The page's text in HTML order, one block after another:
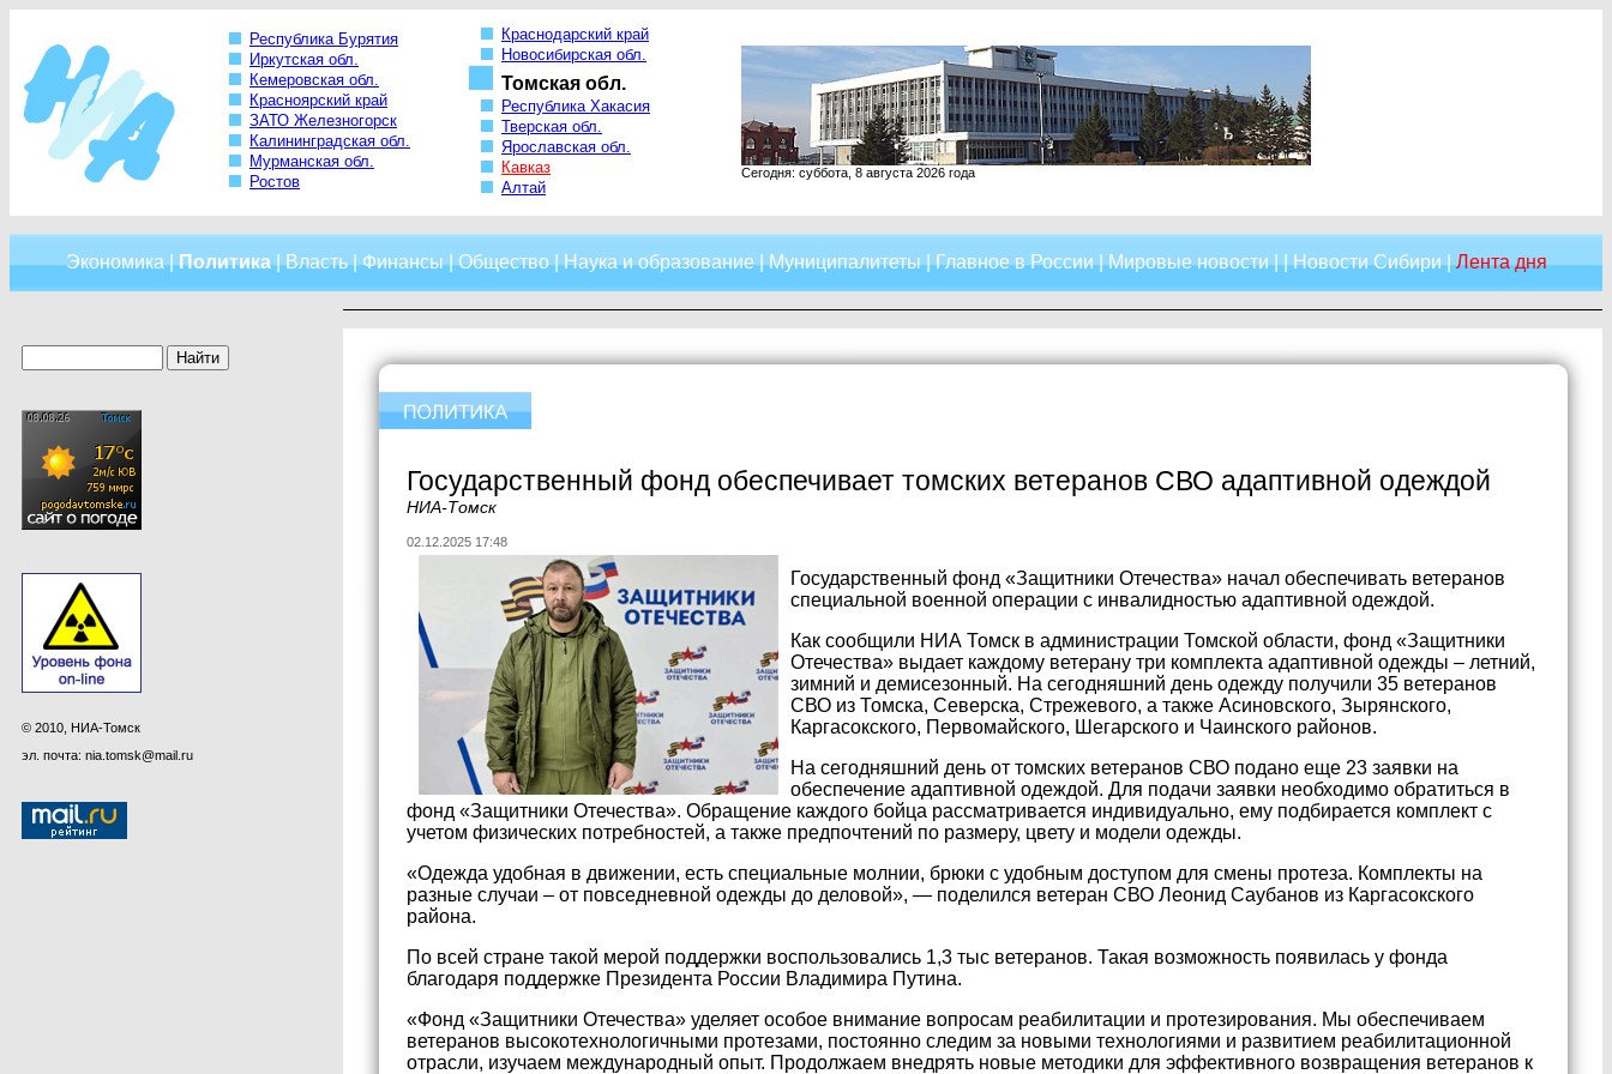
Республика Бурятия
Иркутская обл.
Кемеровская обл.
Красноярский край
ЗАТО Железногорск
Калининградская обл.
Мурманская обл.
Ростов
Краснодарский край
Новосибирская обл.
Томская обл.
Республика Хакасия
Тверская обл.
Ярославская обл.
Кавказ
Алтай
Сегодня: суббота, 8 августа 2026 года
Экономика|Политика|Власть|Финансы|Общество|Наука и образование|Муниципалитеты|Главное в России|Мировые новости| |Новости Сибири|Лента дня
© 2010, НИА-Томск
эл. почта: nia.tomsk@mail.ru
Государственный фонд обеспечивает томских ветеранов СВО адаптивной одеждой
НИА-Томск
02.12.2025 17:48
Государственный фонд «Защитники Отечества» начал обеспечивать ветеранов
специальной военной операции с инвалидностью адаптивной одеждой.
Как сообщили НИА Томск в администрации Томской области, фонд «Защитники
Отечества» выдает каждому ветерану три комплекта адаптивной одежды – летний,
зимний и демисезонный. На сегодняшний день одежду получили 35 ветеранов
СВО из Томска, Северска, Стрежевого, а также Асиновского, Зырянского,
Каргасокского, Первомайского, Шегарского и Чаинского районов.
На сегодняшний день от томских ветеранов СВО подано еще 23 заявки на
обеспечение адаптивной одеждой. Для подачи заявки необходимо обратиться в
фонд «Защитники Отечества». Обращение каждого бойца рассматривается индивидуально, ему подбирается комплект с
учетом физических потребностей, а также предпочтений по размеру, цвету и модели одежды.
«Одежда удобная в движении, есть специальные молнии, брюки с удобным доступом для смены протеза. Комплекты на
разные случаи – от повседневной одежды до деловой», — поделился ветеран СВО Леонид Саубанов из Каргасокского
района.
По всей стране такой мерой поддержки воспользовались 1,3 тыс ветеранов. Такая возможность появилась у фонда
благодаря поддержке Президента России Владимира Путина.
«Фонд «Защитники Отечества» уделяет особое внимание вопросам реабилитации и протезирования. Мы обеспечиваем
ветеранов высокотехнологичными протезами, постоянно следим за новыми технологиями и развитием реабилитационной
отрасли, изучаем международный опыт. Продолжаем внедрять новые методики для эффективного возвращения ветеранов к